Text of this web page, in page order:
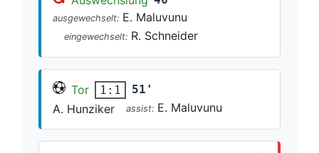
ausgewechselt: E. Maluvunu
eingewechselt: R. Schneider
Tor 1:1 51'
A. Hunziker assist: E. Maluvunu